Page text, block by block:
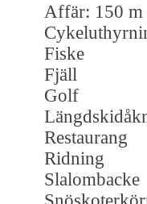
Affär: 150 m
Fiske
Fjäll
Golf
Restaurang
Ridning
Slalombacke